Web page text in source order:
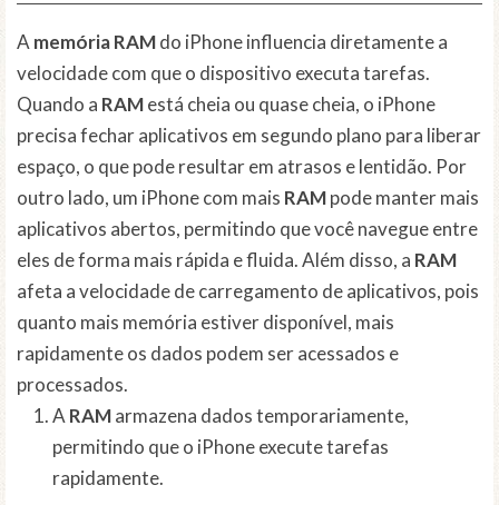
Amemória RAMdo iPhone influencia diretamente a
velocidade com que o dispositivo executa tarefas.
Quando a RAMestá cheia ou quase cheia, o iPhone
precisa fechar aplicativos em segundo plano para liberar
espaço, o que pode resultar em atrasos e lentidão. Por
outro lado, um iPhone com mais RAMpode manter mais
aplicativos abertos, permitindo que você navegue entre
eles de forma mais rápida e fluida. Além disso, a RAM
afeta a velocidade de carregamento de aplicativos, pois
quanto mais memória estiver disponível, mais
rapidamente os dados podem ser acessados e
processados.
ARAMarmazena dados temporariamente,
permitindo que o iPhone execute tarefas
rapidamente.